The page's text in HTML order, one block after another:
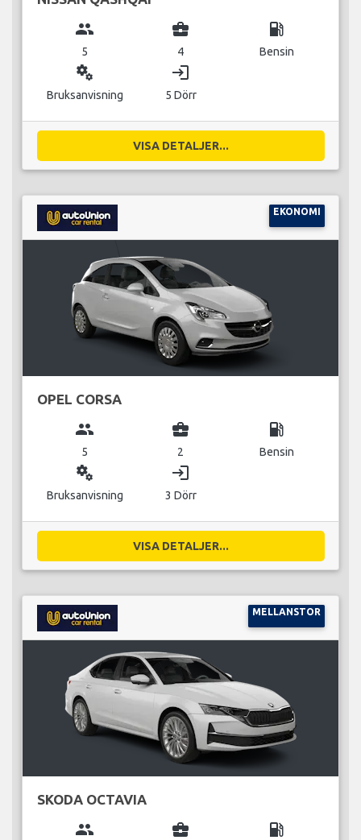
group
5
business_center
4
local_gas_station
Bensin
miscellaneous_services
Bruksanvisning
login
5 Dörr
VISA DETALJER...
EKONOMI
OPEL CORSA
group
5
business_center
2
local_gas_station
Bensin
miscellaneous_services
Bruksanvisning
login
3 Dörr
VISA DETALJER...
MELLANSTOR
SKODA OCTAVIA
group business_center local_gas_station